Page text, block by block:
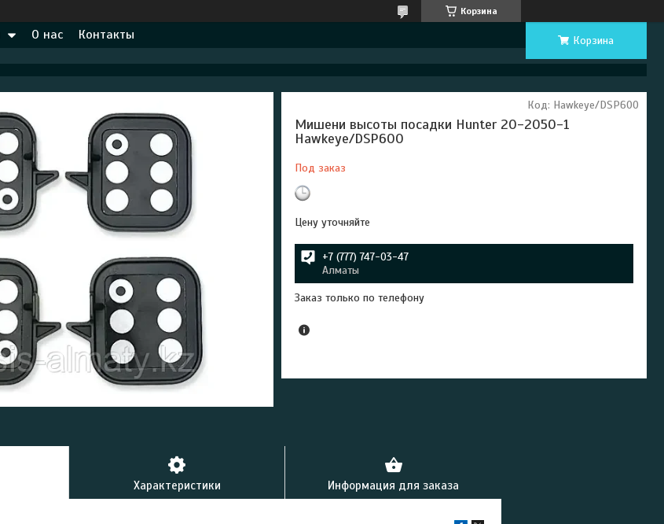
Корзина
О нас Контакты Корзина
Мишени высоты посадки Hunter 20-2050-1
Hawkeye/DSP600
Под заказ
Код: Hawkeye/DSP600
Цену уточняйте
+7 (777) 747-03-47
Алматы
Заказ только по телефону
Характеристики Информация для заказа